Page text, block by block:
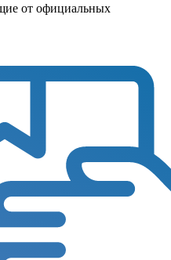
от официальных